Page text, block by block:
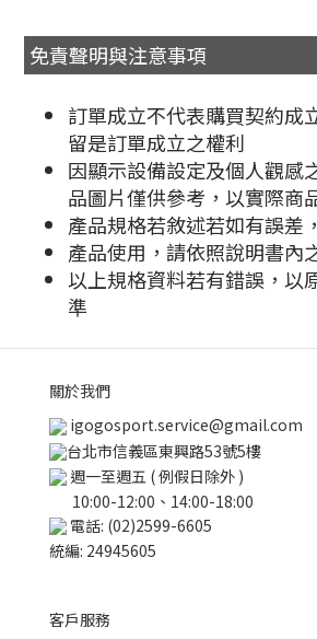
免責聲明與注意事項
訂單成立不代表購買契約
留是訂單成立之權利
因顯示設備設定及個人觀感
品圖片僅供參考，以實際商
產品規格若敘述若如有誤差
產品使用，請依照說明書內
以上規格資料若有錯誤，以
準
關於我們
igogosport.service@gmail.com
台北市信義區東興路53號5樓
週一至週五 ( 例假日除外 )
10:00-12:00、14:00-18:00
電話: (02)2599-6605
統編: 24945605
客戶服務